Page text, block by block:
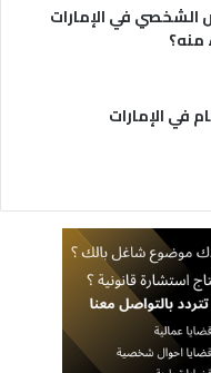
في الإمارات
منه؟
في الإمارات